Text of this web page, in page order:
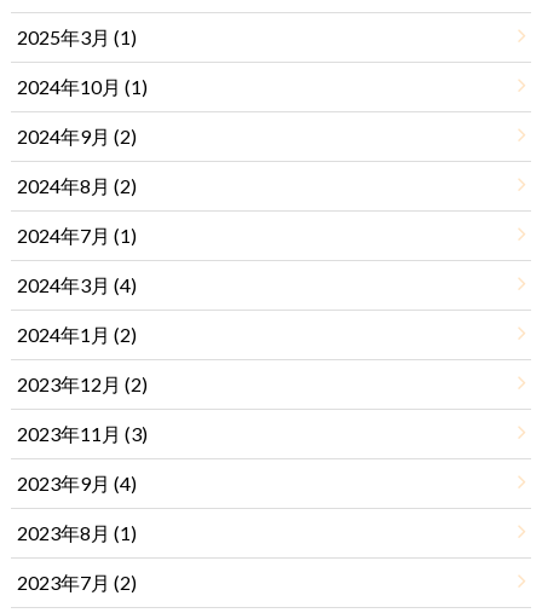
2025年3月 (1)
2024年10月 (1)
2024年9月 (2)
2024年8月 (2)
2024年7月 (1)
2024年3月 (4)
2024年1月 (2)
2023年12月 (2)
2023年11月 (3)
2023年9月 (4)
2023年8月 (1)
2023年7月 (2)